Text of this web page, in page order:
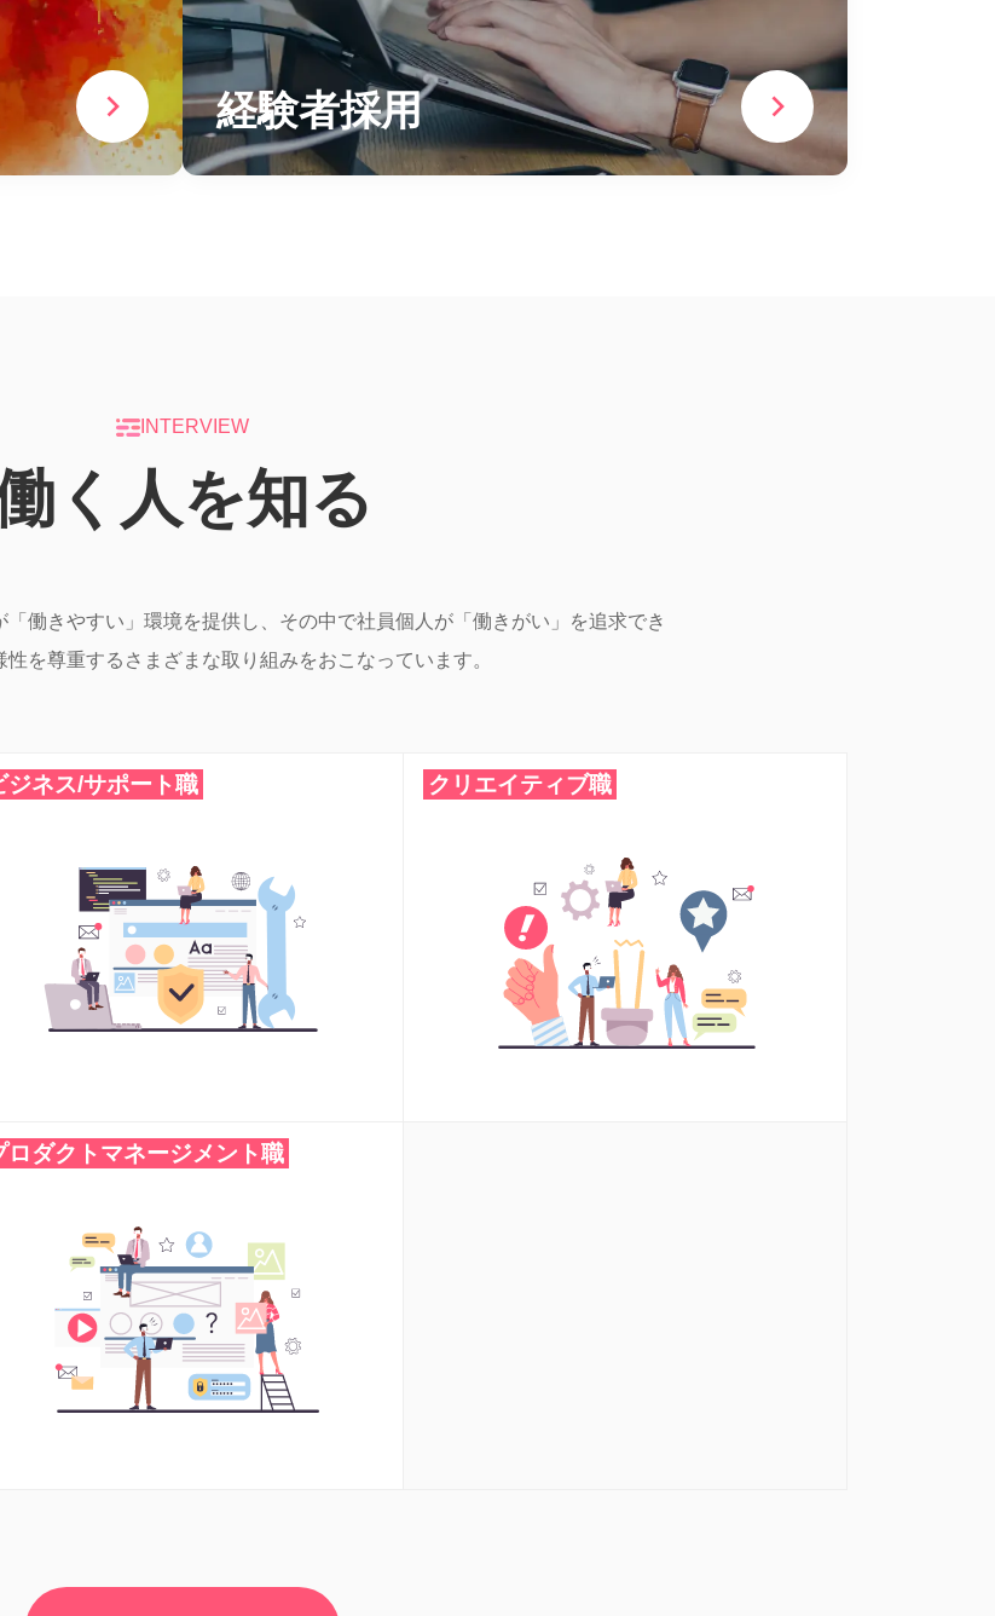
経験者採用
INTERVIEW
く人を知る
働きやすい」環境を提供し、その中で社員個人が「働きがい」を追求でき
を尊重するさまざまな取り組みをおこなっています。
ジネス/サポート職 クリエイティブ職
ロダクトマネージメント職